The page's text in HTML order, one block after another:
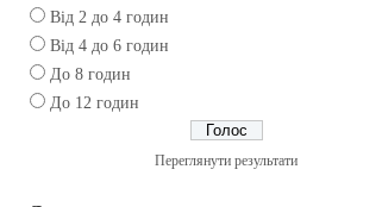
Від 2 до 4 годин
Від 4 до 6 годин
До 8 годин
До 12 годин
Переглянути результати